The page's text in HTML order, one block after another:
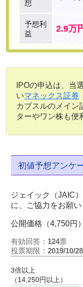
想
予想利
益
2.9万
IPOの申込は、当
いマネックス証券
カブスルのメイン
ターやワン株も便
初値予想アンケ
ジェイック（JAIC
に、ご協力をお願い
公開価格（4,750円
有効回答： 124票
投票期限： 2019/10/
3倍以上
（14,250円以上）